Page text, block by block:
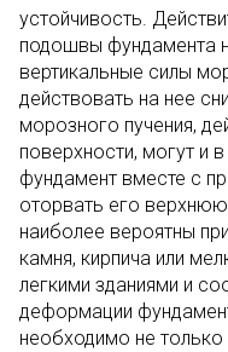
устойчивость.
подошвы фундамента
вертикальные силы
действовать на нее
морозного пучения,
поверхности, могут и
фундамент вместе с
оторвать его
наиболее вероятны
камня, кирпича или
легкими зданиями и
деформации
необходимо не